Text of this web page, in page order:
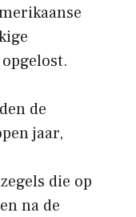
de
jaar,
die op
na de